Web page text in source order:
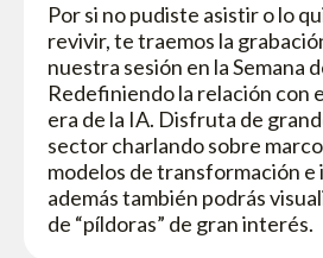
Por si no pudiste asistir o lo
revivir, te traemos la
nuestra sesión en la Semana
Redefiniendo la relación con
era de la IA. Disfruta de
sector charlando sobre
modelos de transformación e
además también podrás
de “píldoras” de gran interés.